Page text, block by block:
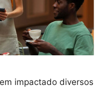
impactado diversos